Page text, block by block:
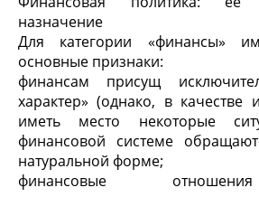
назначение
Для категории «финансы»
основные признаки:
финансам присущ
характер» (однако, в качестве
иметь место некоторые
финансовой системе
натуральной форме;
финансовые